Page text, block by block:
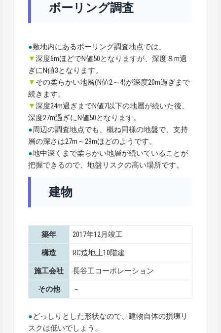
ボーリング調査
●敷地内にあるボーリング調査地点では、
▼深度6mほどでN値50となりますが、深度８m過
ぎにN値3となります。
▼ その柔らかい地層(N値2～4)が深度20m過ぎまで
続きます。
▼深度24m過ぎまでN値7以下の地層が続いた後、
深度27m過ぎにN値50となります。
●周辺の調査地点でも、概ね同様の地盤で、支持
層の深さは27m～29mほどのようです。
●地中深くまで柔らかい地層が続いていることが
把握できるので、地盤リスクの高い場所です。
建物
築年 2017年12月竣工
構造 RC造地上10階建
施工会社 長谷工コーポレーション
その他 －
●どっしりとした形状なので、建物自体の損壊リ
スクは低いでしょう。